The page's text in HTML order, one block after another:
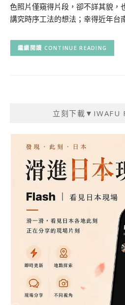
色照片僅窺得片段，卻不詳其貌，
講究時序工法的想法；幸得近年台
CONTINUE READING
立刻下載▼IWAFU